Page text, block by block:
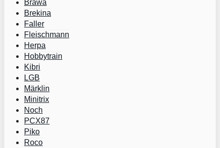
Brawa
Brekina
Faller
Fleischmann
Herpa
Hobbytrain
Kibri
LGB
Märklin
Minitrix
Noch
PCX87
Piko
Roco